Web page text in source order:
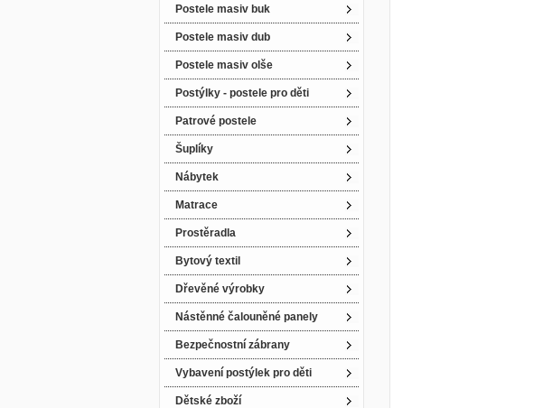
Postele masiv buk
Postele masiv dub
Postele masiv olše
Postýlky - postele pro děti
Patrové postele
Šuplíky
Nábytek
Matrace
Prostěradla
Bytový textil
Dřevěné výrobky
Nástěnné čalouněné panely
Bezpečnostní zábrany
Vybavení postýlek pro děti
Dětské zboží